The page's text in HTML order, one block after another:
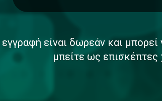
είναι δωρεάν και
μπείτε ως